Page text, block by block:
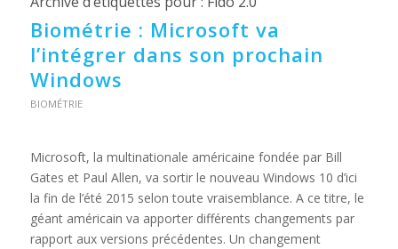
Biométrie : Microsoft va
l’intégrer dans son prochain
Windows
BIOMÉTRIE
Microsoft, la multinationale américaine fondée par Bill
Gates et Paul Allen, va sortir le nouveau Windows 10 d’ici
la fin de l’été 2015 selon toute vraisemblance. A ce titre, le
géant américain va apporter différents changements par
rapport aux versions précédentes. Un changement